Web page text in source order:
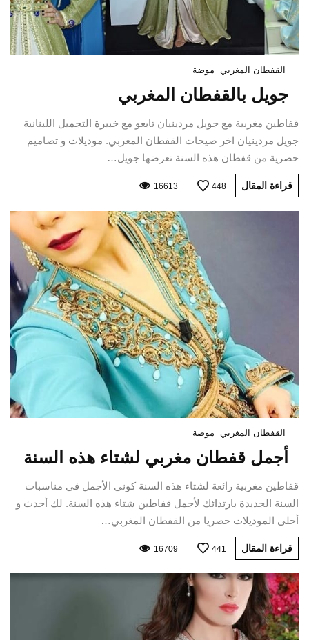
القفطان المغربي موضة
جويل بالقفطان المغربي
قفاطين مغربية مع جويل مردينيان تابعو مع خبيرة التجميل اللبنانية
جويل مردينيان اخر صيحات القفطان المغربي. موديلات و تصاميم
حصرية من قفطان هذه السنة تعرضها جويل…
قراءة المقال 448
16613
القفطان المغربي موضة
أجمل قفطان مغربي لشتاء هذه السنة
قفاطين مغربية رائعة لشتاء هذه السنة كوني الأجمل في مناسبات
السنة الجديدة بارتدائك لأجمل قفاطين شتاء هذه السنة. لك أحدث و
أحلى الموديلات حصريا من القفطان المغربي…
قراءة المقال 441
16709